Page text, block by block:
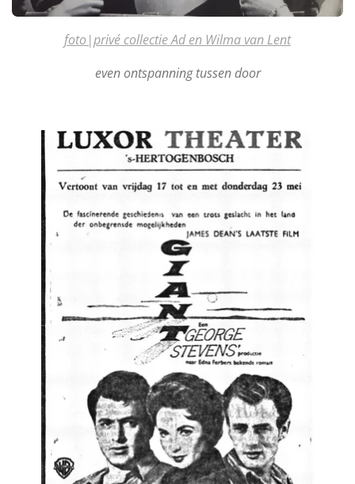
foto|privé collectie Ad en Wilma van Lent
even ontspanning tussen door